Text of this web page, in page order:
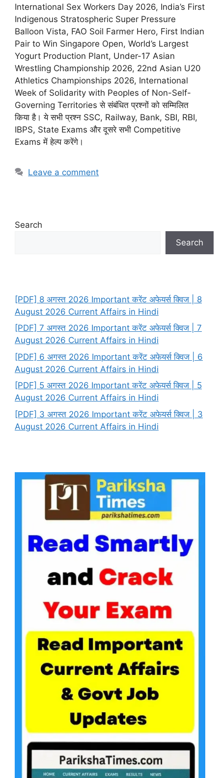
International Sex Workers Day 2026, India’s First
Indigenous Stratospheric Super Pressure
Balloon Vista, FAO Soil Farmer Hero, First Indian
Pair to Win Singapore Open, World’s Largest
Yogurt Production Plant, Under-17 Asian
Wrestling Championship 2026, 22nd Asian U20
Athletics Championships 2026, International
Week of Solidarity with Peoples of Non-Self-
Governing Territories से संबंधित प्रश्नों को सम्मिलित
किया है। ये सभी प्रश्न SSC, Railway, Bank, SBI, RBI,
IBPS, State Exams और दूसरे सभी Competitive
Exams में हेल्प करेंगे।
Leave a comment
Search
Search
[PDF] 8 अगस्त 2026 Important करेंट अफेयर्स क्विज | 8
August 2026 Current Affairs in Hindi
[PDF] 7 अगस्त 2026 Important करेंट अफेयर्स क्विज | 7
August 2026 Current Affairs in Hindi
[PDF] 6 अगस्त 2026 Important करेंट अफेयर्स क्विज | 6
August 2026 Current Affairs in Hindi
[PDF] 5 अगस्त 2026 Important करेंट अफेयर्स क्विज | 5
August 2026 Current Affairs in Hindi
[PDF] 3 अगस्त 2026 Important करेंट अफेयर्स क्विज | 3
August 2026 Current Affairs in Hindi